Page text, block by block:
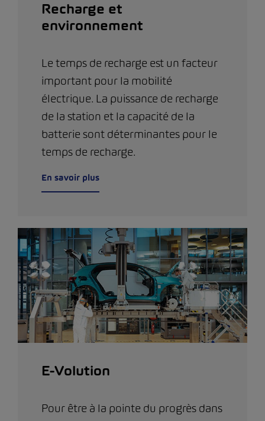
Recharge et
environnement
Le temps de recharge est un facteur
important pour la mobilité
électrique. La puissance de recharge
de la station et la capacité de la
batterie sont déterminantes pour le
temps de recharge.
En savoir plus
E-Volution
Pour être à la pointe du progrès dans